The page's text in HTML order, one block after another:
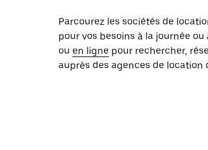
Parcourez les sociétés de
pour vos besoins à la journée
ou en ligne pour rechercher,
auprès des agences de